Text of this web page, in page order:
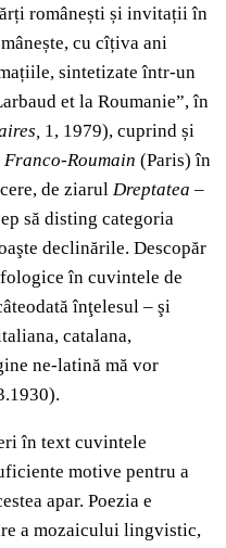
românești și invitații în
cu cîțiva ani
sintetizate într-un
et la Roumanie”, în
1, 1979), cuprind și
Roumain (Paris) în
de ziarul Dreptatea –
să disting categoria
declinările. Descopăr
în cuvintele de
înţelesul – şi
catalana,
ne-latină mă vor
în text cuvintele
motive pentru a
apar. Poezia e
a mozaicului lingvistic,